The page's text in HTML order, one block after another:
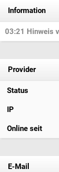
Information
03:21 Hinweis
Provider
Status
IP
Online seit
E-Mail